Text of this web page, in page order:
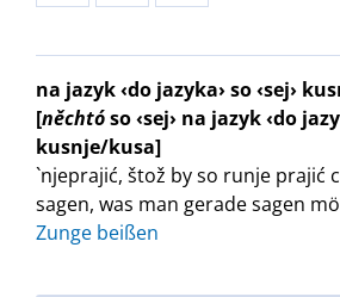
na jazyk ‹do jazyka› so ‹sej›
[něchtóso ‹sej› na jazyk ‹do
kusnje/kusa]
`njeprajić, štož by so runje prajić
sagen, was man gerade sagen
Zunge beißen